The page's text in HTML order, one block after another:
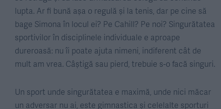
lupta. Ar fi bună așa o regulă și la tenis, dar pe cine să
bage Simona în locul ei? Pe Cahill? Pe noi? Singurătatea
sportivilor în disciplinele individuale e aproape
dureroasă: nu îi poate ajuta nimeni, indiferent cât de
mult am vrea. Câștigă sau pierd, trebuie s-o facă singuri.
Un sport unde singurătatea e maximă, unde nici măcar
un adversar nu ai, este gimnastica și celelalte sporturi